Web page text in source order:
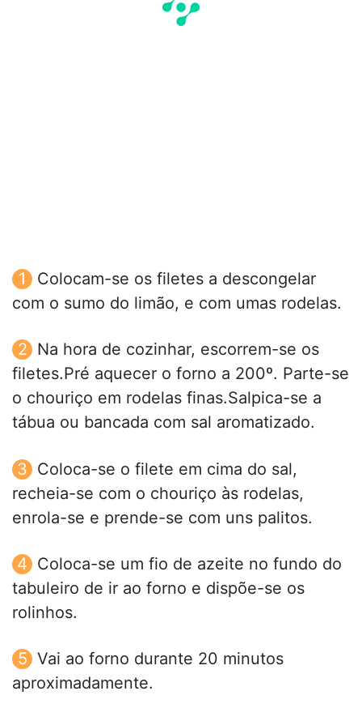
Colocam-se os filetes a descongelar
com o sumo do limão, e com umas rodelas.
Na hora de cozinhar, escorrem-se os
filetes.Pré aquecer o forno a 200º. Parte-se
o chouriço em rodelas finas.Salpica-se a
tábua ou bancada com sal aromatizado.
Coloca-se o filete em cima do sal,
recheia-se com o chouriço às rodelas,
enrola-se e prende-se com uns palitos.
Coloca-se um fio de azeite no fundo do
tabuleiro de ir ao forno e dispõe-se os
rolinhos.
Vai ao forno durante 20 minutos
aproximadamente.